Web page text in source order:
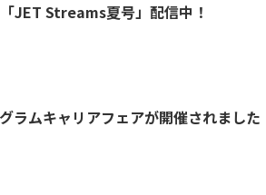
JET Streams夏号」配信中！
ラムキャリアフェアが開催されました